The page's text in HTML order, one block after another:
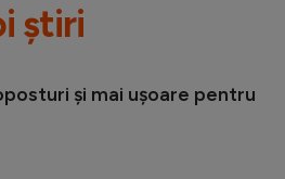
știri
și mai ușoare pentru